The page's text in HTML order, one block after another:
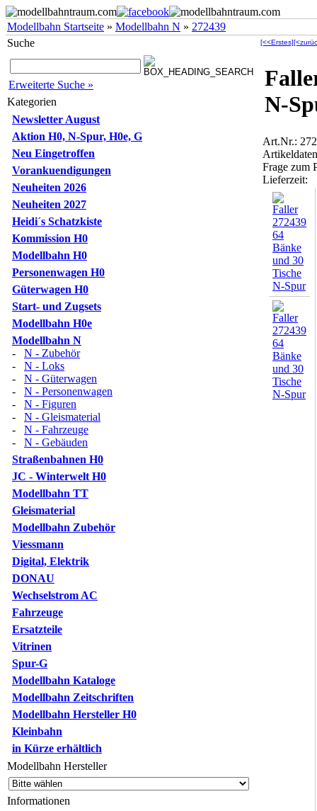
Modellbahn Startseite » Modellbahn N » 272439
Suche
Erweiterte Suche »
Kategorien
Newsletter August
Aktion H0, N-Spur, H0e, G
Neu Eingetroffen
Vorankuendigungen
Neuheiten 2026
Neuheiten 2027
Heidi´s Schatzkiste
Kommission H0
Modellbahn H0
Personenwagen H0
Güterwagen H0
Start- und Zugsets
Modellbahn H0e
Modellbahn N
- N - Zubehör
- N - Loks
- N - Güterwagen
- N - Personenwagen
- N - Figuren
- N - Gleismaterial
- N - Fahrzeuge
- N - Gebäuden
Straßenbahnen H0
JC - Winterwelt H0
Modellbahn TT
Gleismaterial
Modellbahn Zubehör
Viessmann
Digital, Elektrik
DONAU
Wechselstrom AC
Fahrzeuge
Ersatzteile
Vitrinen
Spur-G
Modellbahn Kataloge
Modellbahn Zeitschriften
Modellbahn Hersteller H0
Kleinbahn
in Kürze erhältlich
Modellbahn Hersteller
Informationen
[<<Erstes]
N-
Art.Nr.:
Frage zum
Lieferzeit: